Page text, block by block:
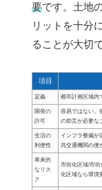
要です。土地
リットを十分
ることが大切で
項目
定義 都市計画区域内
開発の
許可
容易ではない。
の助言が必要な
生活の
利便性
インフラ整備が
共交通機関の便
将来的
なリス
ク
市街化区域/市
化区域なら環境